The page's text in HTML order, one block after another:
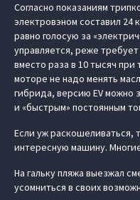
Согласно показаниям
электровэном составил 24
равно голосую за
управляется, реже
вместо раза в 10 тысяч
моторе не надо менять
гибрида, версию EV можно
и «быстрым» постоянным
Если уж раскошеливаться,
интересную машину.
На гальку пляжа выезжал
усомниться в своих